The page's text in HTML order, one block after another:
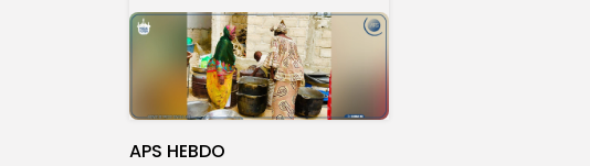
APS HEBDO